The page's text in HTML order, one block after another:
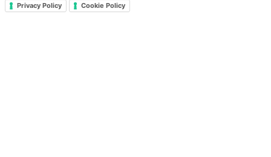
Privacy Policy Cookie Policy